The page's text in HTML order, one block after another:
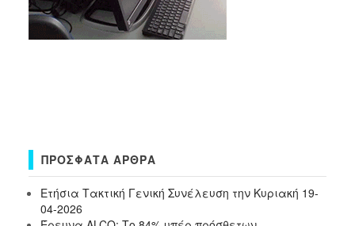
ΠΡΌΣΦΑΤΑ ΆΡΘΡΑ
Ετήσια Τακτική Γενική Συνέλευση την Κυριακή 19-
04-2026